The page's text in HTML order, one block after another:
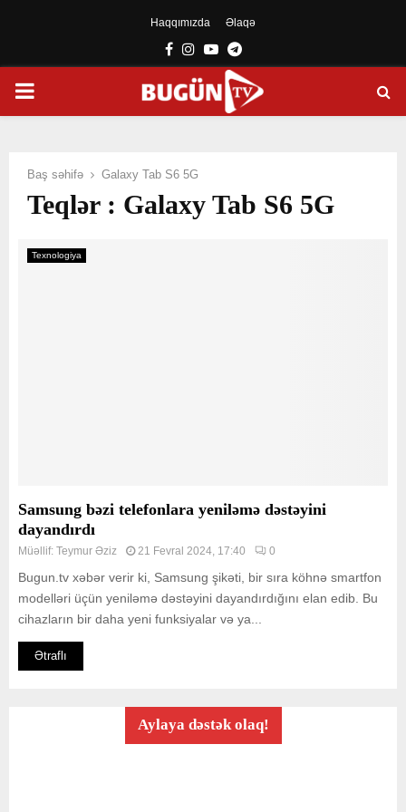
Haqqımızda Əlaqə
Facebook
Instagram
YoutubeTelegram
PRIMARY
Baş səhifə Galaxy Tab S6 5G
Teqlər : Galaxy Tab S6 5G
Texnologiya
Samsung bəzi telefonlara yeniləmə dəstəyini
dayandırdı
Müəllif: Teymur Əziz 21 Fevral 2024, 17:40 0
Bugun.tv xəbər verir ki, Samsung şikəti, bir sıra köhnə smartfon
modelləri üçün yeniləmə dəstəyini dayandırdığını elan edib. Bu
cihazların bir daha yeni funksiyalar və ya...
Ətraflı
Aylaya dəstək olaq!